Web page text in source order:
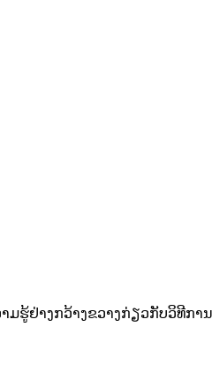
ຢ່າງກວ້າງຂວາງກ່ຽວກັບວິທີກາ